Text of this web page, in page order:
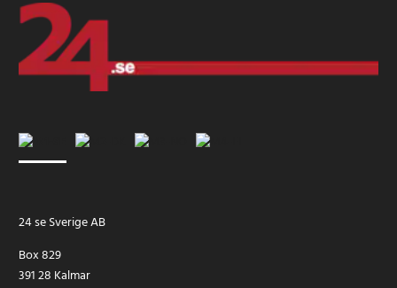
24 se Sverige AB
Box 829
391 28 Kalmar